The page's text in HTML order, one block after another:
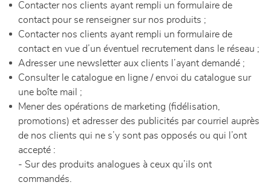
Contacter nos clients ayant rempli un formulaire de
contact pour se renseigner sur nos produits ;
Contacter nos clients ayant rempli un formulaire de
contact en vue d’un éventuel recrutement dans le réseau ;
Adresser une newsletter aux clients l’ayant demandé ;
Consulter le catalogue en ligne / envoi du catalogue sur
une boîte mail ;
Mener des opérations de marketing (fidélisation,
promotions) et adresser des publicités par courriel auprès
de nos clients qui ne s’y sont pas opposés ou qui l’ont
accepté :
- Sur des produits analogues à ceux qu’ils ont
commandés.